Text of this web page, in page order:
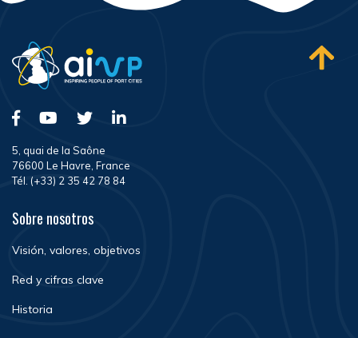
5, quai de la Saône
76600 Le Havre, France
Tél. (+33) 2 35 42 78 84
Sobre nosotros
Visión, valores, objetivos
Red y cifras clave
Historia